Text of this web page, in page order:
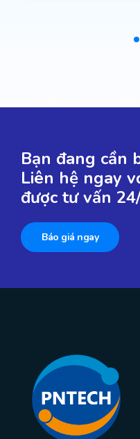
Bạn đang cần
Liên hệ ngay
được tư vấn
Báo giá ngay